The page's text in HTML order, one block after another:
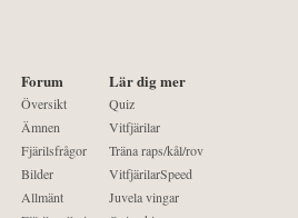
Forum
Översikt
Ämnen
Fjärilsfrågor
Bilder
Allmänt
Lär dig mer
Quiz
Vitfjärilar
Träna raps/kål/rov
VitfjärilarSpeed
Juvela vingar